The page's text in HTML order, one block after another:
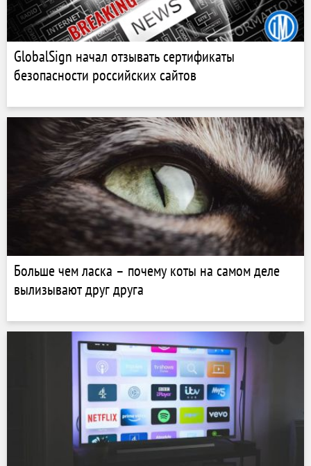
GlobalSign начал отзывать сертификаты
безопасности российских сайтов
Больше чем ласка – почему коты на самом деле
вылизывают друг друга